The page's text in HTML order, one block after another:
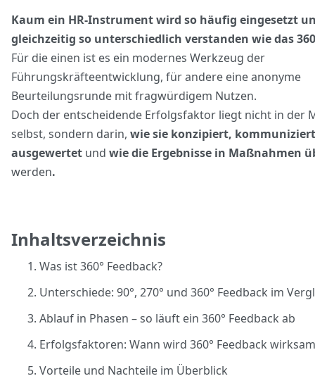
Kaum ein HR-Instrument wird so häufig eingesetzt
gleichzeitig so unterschiedlich verstanden wie das
Für die einen ist es ein modernes Werkzeug der
Führungskräfteentwicklung, für andere eine anonyme
Beurteilungsrunde mit fragwürdigem Nutzen.
Doch der entscheidende Erfolgsfaktor liegt nicht in der
selbst, sondern darin, wie sie konzipiert,
ausgewertet und wie die Ergebnisse in Maßnahmen
werden.
Inhaltsverzeichnis
Was ist 360° Feedback?
Unterschiede: 90°, 270° und 360° Feedback im
Ablauf in Phasen – so läuft ein 360° Feedback ab
Erfolgsfaktoren: Wann wird 360° Feedback
Vorteile und Nachteile im Überblick